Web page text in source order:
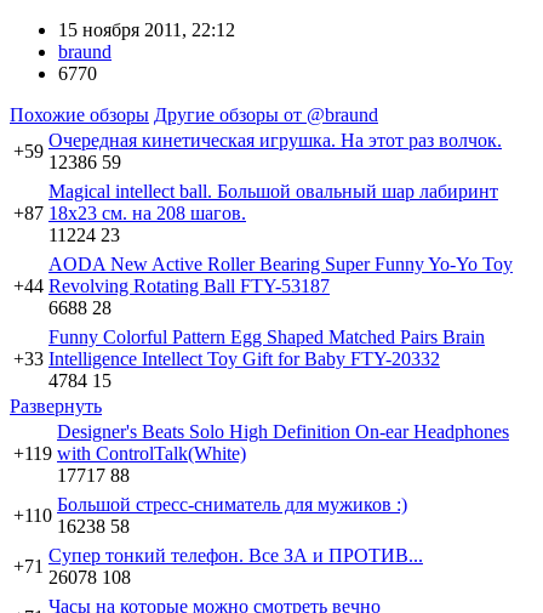
15 ноября 2011, 22:12
braund
6770
Похожие обзоры Другие обзоры от @braund
+59
Очередная кинетическая игрушка. На этот раз волчок.
12386 59
+87
Мagical intellect ball. Большой овальный шар лабиринт
18х23 см. на 208 шагов.
11224 23
+44
AODA New Active Roller Bearing Super Funny Yo-Yo Toy
Revolving Rotating Ball FTY-53187
6688 28
+33
Funny Colorful Pattern Egg Shaped Matched Pairs Brain
Intelligence Intellect Toy Gift for Baby FTY-20332
4784 15
Развернуть
+119
Designer's Beats Solo High Definition On-ear Headphones
with ControlTalk(White)
17717 88
+110
Большой стресс-сниматель для мужиков :)
16238 58
+71
Супер тонкий телефон. Все ЗА и ПРОТИВ...
26078 108
Часы на которые можно смотреть вечно